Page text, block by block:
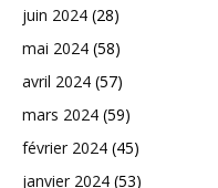
juin 2024 (28)
mai 2024 (58)
avril 2024 (57)
mars 2024 (59)
février 2024 (45)
janvier 2024 (53)